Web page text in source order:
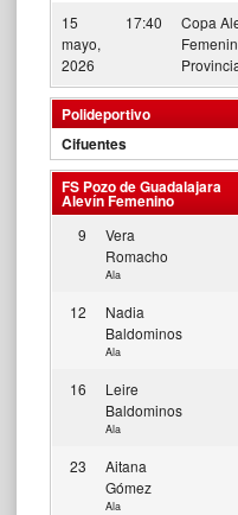
15
mayo,
2026
17:40
Copa
Polideportivo
Cifuentes
FS Pozo de Guadalajara
Alevín Femenino
9
Vera
Romacho
Ala
12
Nadia
Baldominos
Ala
16
Leire
Baldominos
Ala
23
Aitana
Gómez
Ala